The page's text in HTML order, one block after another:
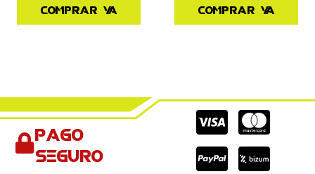
Comprar ya Comprar ya
Pago
seguro
Cc-
visa
Cc-
Cc-
paypal